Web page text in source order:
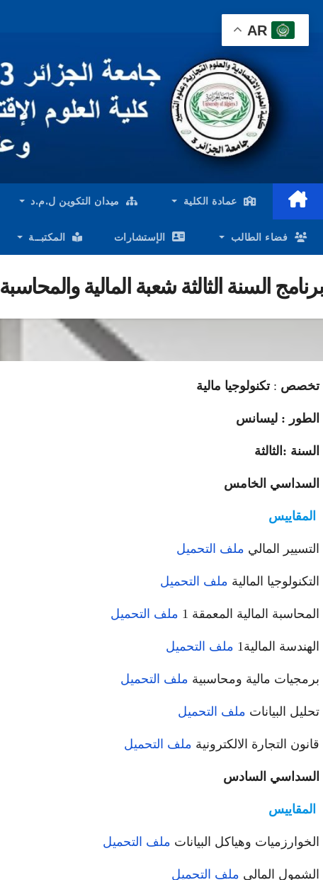
عمادة الكلية ميدان التكوين ل.م.د
فضاء الطالب الإستشارات المكتبــة
برنامج السنة الثالثة شعبة المالية والمحاسبة
تخصص :تكنولوجيا مالية
الطور : ليسانس
السنة :الثالثة
السداسي الخامس
المقاييس
التسيير المالي ملف التحميل
التكنولوجيا المالية ملف التحميل
المحاسبة المالية المعمقة 1 ملف التحميل
الهندسة المالية1 ملف التحميل
برمجيات مالية ومحاسبية ملف التحميل
تحليل البيانات ملف التحميل
قانون التجارة الالكترونية ملف التحميل
السداسي السادس
المقاييس
الخوارزميات وهياكل البيانات ملف التحميل
الشمول المالي ملف التحميل
AR